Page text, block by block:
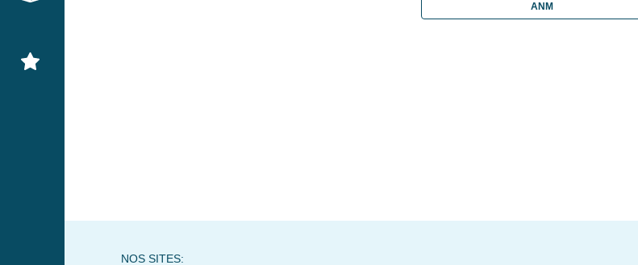
ANM
NOS SITES: